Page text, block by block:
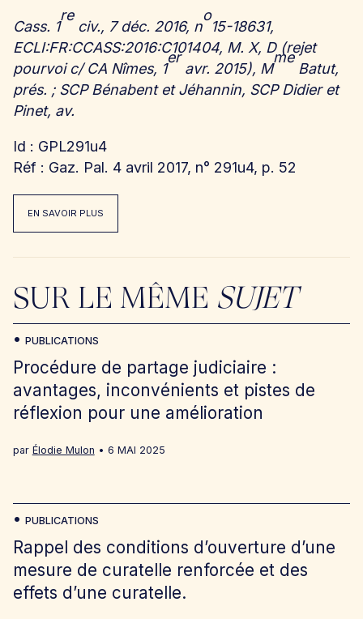
Cass. 1
re
civ., 7 déc. 2016, n
o
15-18631,
ECLI:FR:CCASS:2016:C101404, M. X, D (rejet
pourvoi c/ CA Nîmes, 1
er
avr. 2015), M
me
Batut,
prés. ; SCP Bénabent et Jéhannin, SCP Didier et
Pinet, av.
Id : GPL291u4
Réf : Gaz. Pal. 4 avril 2017, n° 291u4, p. 52
EN SAVOIR PLUS
SUR LE MÊME SUJET
Procédure de partage judiciaire :
avantages, inconvénients et pistes de
réflexion pour une amélioration
par Élodie Mulon 6 MAI 2025
PUBLICATIONS
Rappel des conditions d’ouverture d’une
mesure de curatelle renforcée et des
effets d’une curatelle.
PUBLICATIONS